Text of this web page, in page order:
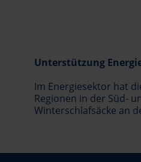
Unterstützung
Im Energiesektor hat
Regionen in der Süd-
Winterschlafsäcke an